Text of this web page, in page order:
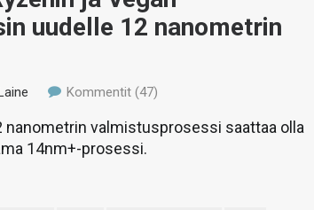
uudelle 12 nanometrin
Kommentit (47)
nanometrin valmistusprosessi saattaa olla
14nm+-prosessi.